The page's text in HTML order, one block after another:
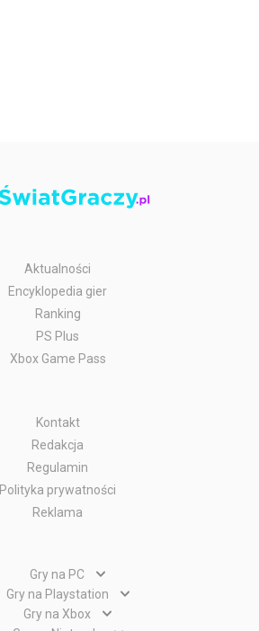
Aktualności
Encyklopedia gier
Ranking
PS Plus
Xbox Game Pass
Kontakt
Redakcja
Regulamin
Polityka prywatności
Reklama
Gry na PC
Gry PC
Gry WWW
Gry na Playstation
Gry PlayStation 5
Gry na Xbox